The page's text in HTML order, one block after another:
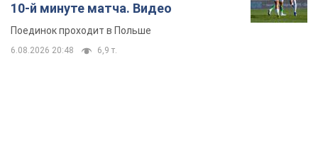
10-й минуте матча. Видео
Поединок проходит в Польше
6.08.2026 20:48 6,9 т.